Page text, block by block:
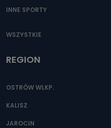
INNE SPORTY
WSZYSTKIE
REGION
OSTRÓW WLKP.
KALISZ
JAROCIN